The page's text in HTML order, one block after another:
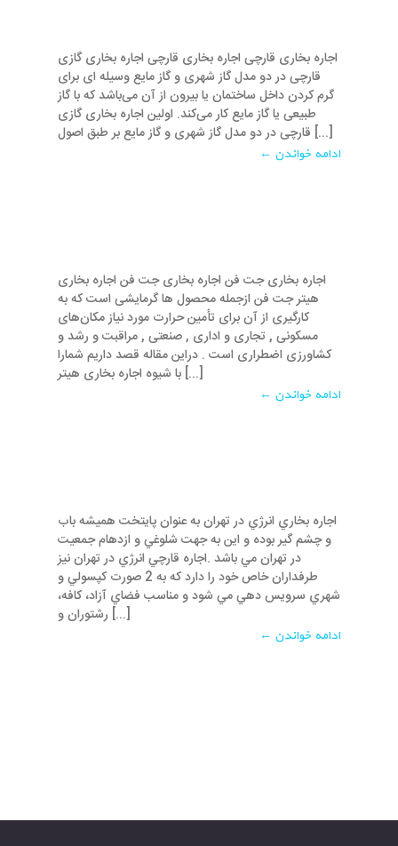
اجاره بخاری قارچی اجاره بخاری قارچی اجاره بخاری گازی
قارچی در دو مدل گاز شهری و گاز مایع وسیله ‌ای برای
گرم کردن داخل ساختمان یا بیرون از آن می‌باشد که با گاز
طبیعی یا گاز مایع کار می‌کند. اولین اجاره بخاری گازی
قارچی در دو مدل گاز شهری و گاز مایع بر طبق اصول [...]
ادامه خواندن ←
اجاره بخاری جت فن اجاره بخاری جت فن اجاره بخاری
هیتر جت فن ازجمله محصول ها گرمایشی است که به
کارگیری از آن برای تأمین حرارت مورد نیاز مکان‌های
مسکونی , تجاری و اداری , صنعتی , مراقبت و رشد و
کشاورزی اضطراری است . در‌این مقاله قصد داریم شما‌را
با شیوه اجاره بخاری هیتر [...]
ادامه خواندن ←
اجاره بخاري انرژي در تهران به عنوان پايتخت هميشه باب
و چشم گير بوده و اين به جهت شلوغي و ازدهام جمعيت
در تهران مي باشد .اجاره قارچي انرژي در تهران نيز
طرفداران خاص خود را دارد که به 2 صورت کپسولي و
شهري سرويس دهي مي شود و مناسب فضاي آزاد، کافه،
رشتوران و [...]
ادامه خواندن ←